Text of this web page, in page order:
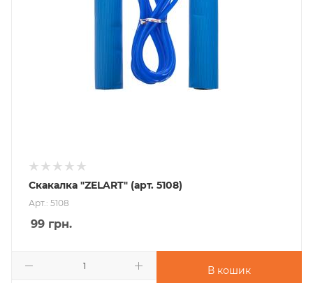
Скакалка "ZELART" (арт. 5108)
Арт.: 5108
99 грн.
В кошик